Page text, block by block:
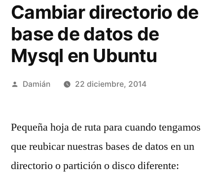
Cambiar directorio de
base de datos de
Mysql en Ubuntu
Publicado
Damián 22 diciembre, 2014
Pequeña hoja de ruta para cuando tengamos
que reubicar nuestras bases de datos en un
directorio o partición o disco diferente: